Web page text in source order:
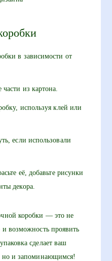
в зависимости от
из картона.
используя клей или
если использовали
её, добавьте рисунки
декора.
коробки — это не
возможность проявить
сделает ваш
но и запоминающимся!